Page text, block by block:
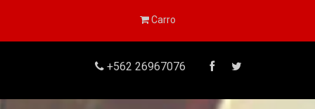
Carro
+562 26967076